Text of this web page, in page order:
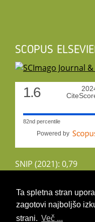
Ta spletna stran
zagotovi najboljšo
strani. Več ...
SCOPUS
1.6
82nd percentile
Powered by
SNIP (2021): 0,79